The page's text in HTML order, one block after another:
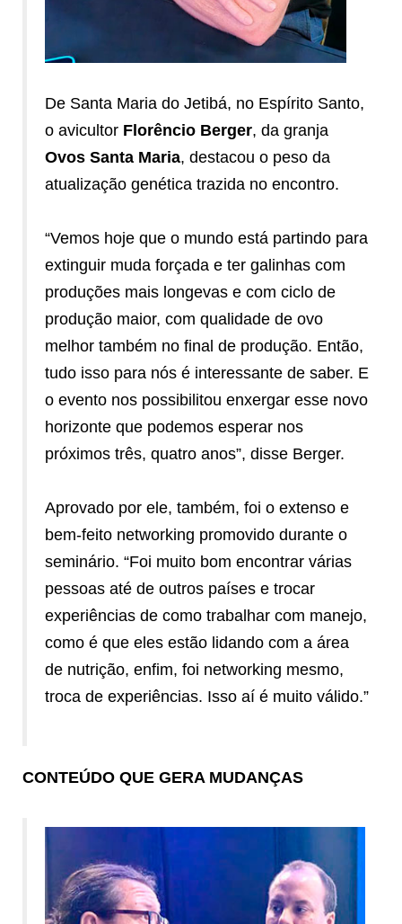
De Santa Maria do Jetibá, no Espírito Santo,
o avicultor Florêncio Berger, da granja
Ovos Santa Maria, destacou o peso da
atualização genética trazida no encontro.
“Vemos hoje que o mundo está partindo para
extinguir muda forçada e ter galinhas com
produções mais longevas e com ciclo de
produção maior, com qualidade de ovo
melhor também no final de produção. Então,
tudo isso para nós é interessante de saber. E
o evento nos possibilitou enxergar esse novo
horizonte que podemos esperar nos
próximos três, quatro anos”, disse Berger.
Aprovado por ele, também, foi o extenso e
bem-feito networking promovido durante o
seminário. “Foi muito bom encontrar várias
pessoas até de outros países e trocar
experiências de como trabalhar com manejo,
como é que eles estão lidando com a área
de nutrição, enfim, foi networking mesmo,
troca de experiências. Isso aí é muito válido.”
CONTEÚDO QUE GERA MUDANÇAS